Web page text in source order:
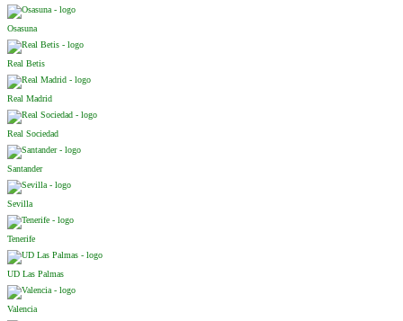
Osasuna
Real Betis
Real Madrid
Real Sociedad
Santander
Sevilla
Tenerife
UD Las Palmas
Valencia